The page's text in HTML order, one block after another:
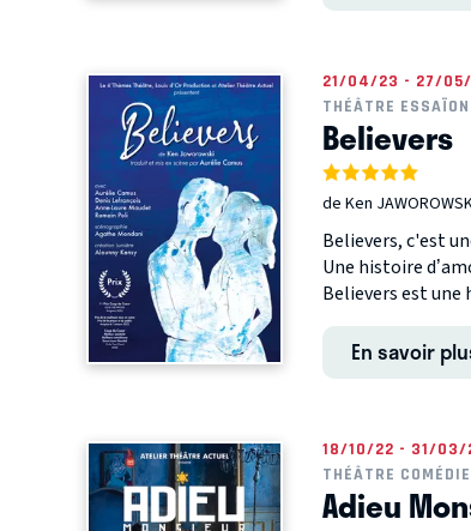
21/04/23 - 27/
THÉÂTRE ESSAÏON
Believers
de Ken
Believers, c'est
Une histoire
Believers est une
En savoir
18/10/22 - 31/03/
THÉÂTRE
Adieu